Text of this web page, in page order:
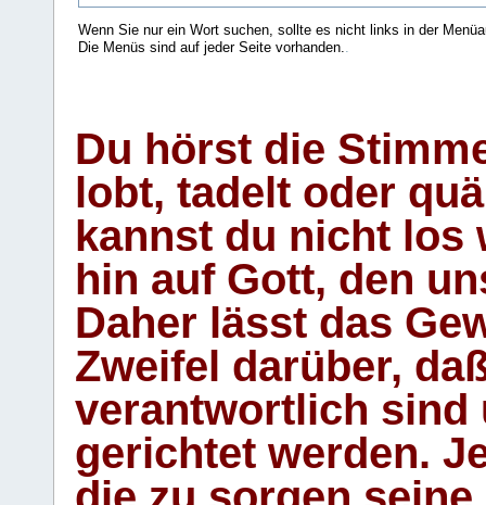
Wenn Sie nur ein Wort suchen, sollte es nicht links in der
Die Menüs sind auf jeder Seite vorhanden.
Du hörst die
lobt, tadelt oder
kannst du nicht los
hin auf Gott, den
Daher lässt das
Zweifel darüber,
verantwortlich sind
gerichtet werden.